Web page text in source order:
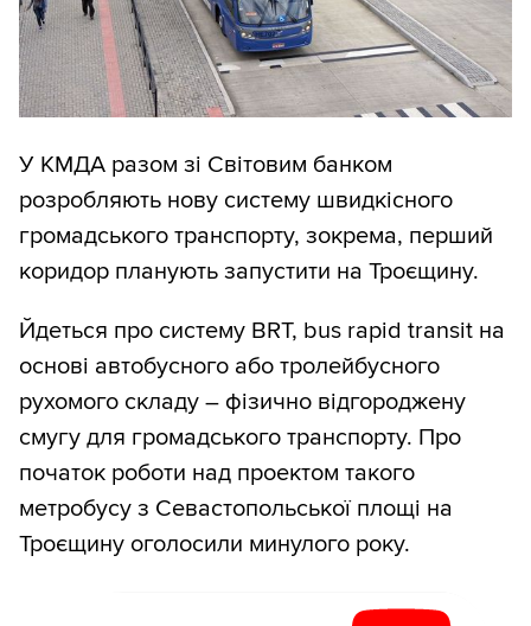
У КМДА разом зі Світовим банком
розробляють нову систему швидкісного
громадського транспорту, зокрема, перший
коридор планують запустити на Троєщину.
Йдеться про систему BRT, bus rapid transit на
основі автобусного або тролейбусного
рухомого складу – фізично відгороджену
смугу для громадського транспорту. Про
початок роботи над проектом такого
метробусу з Севастопольської площі на
Троєщину оголосили минулого року.